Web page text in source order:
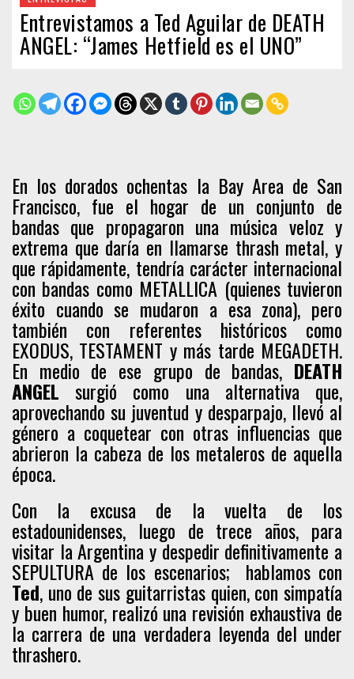
Entrevistamos a Ted Aguilar de DEATH
ANGEL: “James Hetfield es el UNO”
En los dorados ochentas la Bay Area de San
Francisco, fue el hogar de un conjunto de
bandas que propagaron una música veloz y
extrema que daría en llamarse thrash metal, y
que rápidamente, tendría carácter internacional
con bandas como METALLICA (quienes tuvieron
éxito cuando se mudaron a esa zona), pero
también con referentes históricos como
EXODUS, TESTAMENT y más tarde MEGADETH.
En medio de ese grupo de bandas, DEATH
ANGEL surgió como una alternativa que,
aprovechando su juventud y desparpajo, llevó al
género a coquetear con otras influencias que
abrieron la cabeza de los metaleros de aquella
época.
Con la excusa de la vuelta de los
estadounidenses, luego de trece años, para
visitar la Argentina y despedir definitivamente a
SEPULTURA de los escenarios; hablamos con
Ted, uno de sus guitarristas quien, con simpatía
y buen humor, realizó una revisión exhaustiva de
la carrera de una verdadera leyenda del under
thrashero.